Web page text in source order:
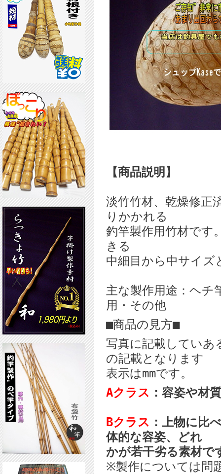
【商品説明】
淡竹竹材、乾燥修正
りかかれる
釣竿製作用竹材です
きる
中細目から中サイズ
主な製作用途：ヘチ
用・その他
■商品の見方■
写真に記載していあ
の記載となります
表示はmmです。
Aクラス ：容姿や材
Bクラス ：上物に比
体的な容姿、どれ
かが若干劣る素材で
※製作については問